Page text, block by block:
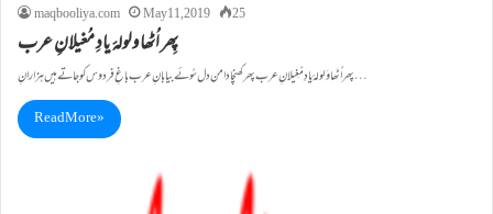
maqbooliya.com May 11, 2019 25
پِھر اُٹھا ولولۂ یادِ مُغیلانِ عرب
پھر اُٹھا وَلولۂ یادِ مُغِیلانِ عرب پھر کھنچا دامن دل سُوئے بیابانِ عرب باغِ فردوس کو جاتے ہیں ہزارانِ…
Read More »